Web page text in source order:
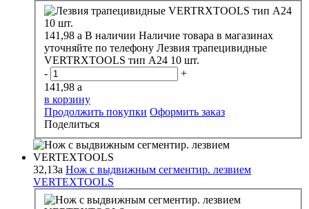
141,98 a В наличии Наличие товара в магазинах
уточняйте по телефону Лезвия трапецивидные
VERTRXTOOLS тип А24 10 шт.
-
+
141,98 a
в корзину
Продолжить покупки Оформить заказ
Поделиться
32,13a Нож с выдвижным сегментир. лезвием
VERTEXTOOLS